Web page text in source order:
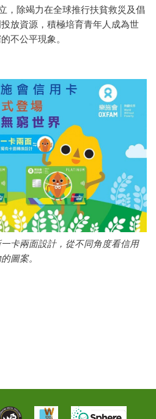
，除竭力在全球推行扶貧救災及倡
放資源，積極培育青年人成為世
不公平現象。
卡兩面設計，從不同角度看信用
圖案。